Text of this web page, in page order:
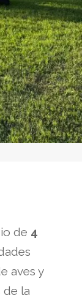
de 4
aves y
de la